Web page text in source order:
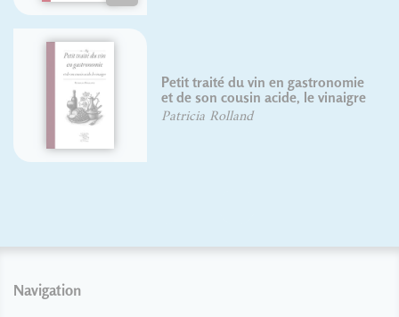
Petit traité du vin en gastronomie
et de son cousin acide, le vinaigre
Patricia Rolland
Navigation